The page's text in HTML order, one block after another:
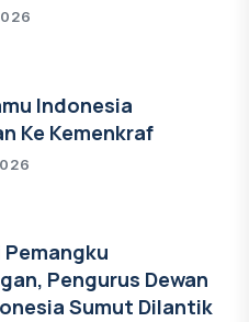
Indonesia
Ke Kemenkraf
Pengurus Dewan
Sumut Dilantik